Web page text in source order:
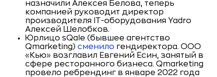
назначили Алексея Белова, теперь
компанией руководит директор
производителя IT-оборудования Yadro
Алексей Шелобков.
Юрлицо sQale (бывшее агентство
Qmarketing) сменило гендиректора. ООО
«Кью» возглавил Евгений Есин, занятый в
сфере ресторанного бизнеса. Qmarketing
провело ребрендинг в январе 2022 года